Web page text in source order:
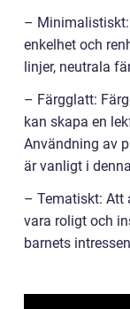
–
enkelhet och
linjer, neutrala
– Färgglatt:
kan skapa en
Användning av
är vanligt i
– Tematiskt: Att
vara roligt och
barnets